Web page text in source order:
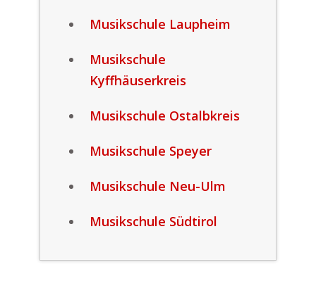
Musikschule Laupheim
Musikschule
Kyffhäuserkreis
Musikschule Ostalbkreis
Musikschule Speyer
Musikschule Neu-Ulm
Musikschule Südtirol